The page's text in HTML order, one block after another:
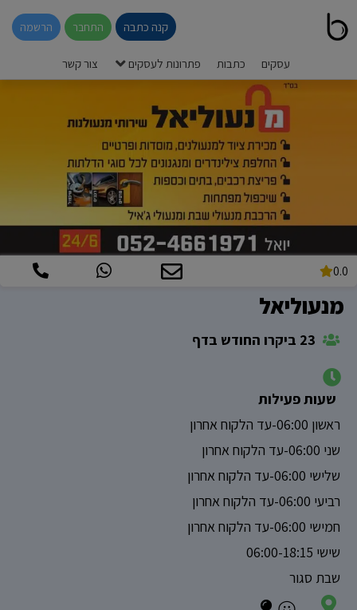
קנה כתבה התחבר הרשמה
עסקים כתבות פתרונות לעסקים צור קשר
0.0
מנעוליאל
שעות פעילות
ראשון 06:00-עד הלקוח אחרון
שני 06:00-עד הלקוח אחרון
שלישי 06:00-עד הלקוח אחרון
רביעי 06:00-עד הלקוח אחרון
חמישי 06:00-עד הלקוח אחרון
שישי 06:00-18:15
שבת סגור